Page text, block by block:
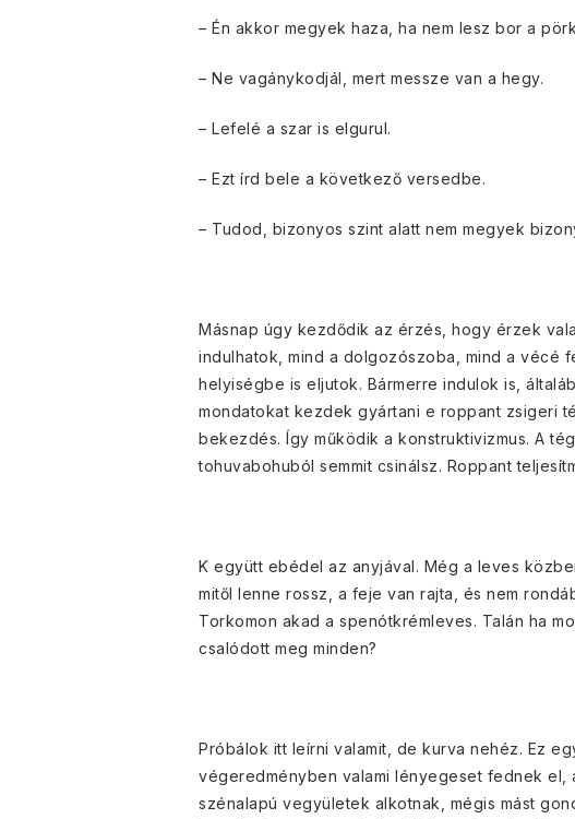
– Én akkor megyek haza, ha nem lesz bor a
– Ne vagánykodjál, mert messze van a hegy.
– Lefelé a szar is elgurul.
– Ezt írd bele a következő versedbe.
– Tudod, bizonyos szint alatt nem megyek
Másnap úgy kezdődik az érzés, hogy érzek
indulhatok, mind a dolgozószoba, mind a vécé
helyiségbe is eljutok. Bármerre indulok is,
mondatokat kezdek gyártani e roppant zsigeri
bekezdés. Így működik a konstruktivizmus. A
tohuvabohuból semmit csinálsz. Roppant
K együtt ebédel az anyjával. Még a leves
mitől lenne rossz, a feje van rajta, és nem
Torkomon akad a spenótkrémleves. Talán ha
csalódott meg minden?
Próbálok itt leírni valamit, de kurva nehéz. Ez
végeredményben valami lényegeset fednek el,
szénalapú vegyületek alkotnak, mégis mást